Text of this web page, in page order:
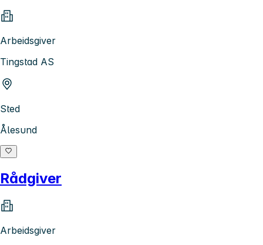
Arbeidsgiver
Tingstad AS
Sted
Ålesund
Rådgiver
Arbeidsgiver